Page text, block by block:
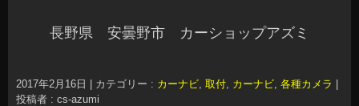
長野県 安曇野市 カーショップアズミ
2017年2月16日 カテゴリー : カーナビ, 取付, カーナビ, 各種カメラ
投稿者 : cs-azumi